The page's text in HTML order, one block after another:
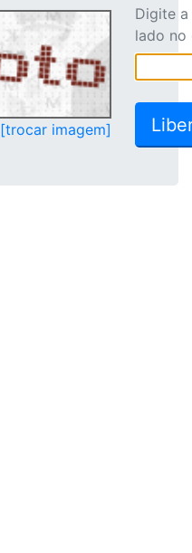
[trocar imagem]
Digite
lado no